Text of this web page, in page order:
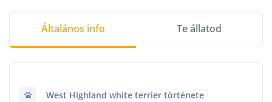
Általános info Te állatod
West Highland white terrier története